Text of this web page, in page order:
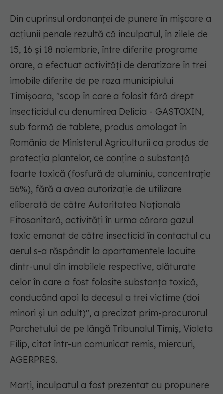
Din cuprinsul ordonanţei de punere în mişcare a
acţiunii penale rezultă că inculpatul, în zilele de
15, 16 şi 18 noiembrie, între diferite programe
orare, a efectuat activităţi de deratizare în trei
imobile diferite de pe raza municipiului
Timişoara, "scop în care a folosit fără drept
insecticidul cu denumirea Delicia - GASTOXIN,
sub formă de tablete, produs omologat în
România de Ministerul Agriculturii ca produs de
protecţia plantelor, ce conţine o substanţă
foarte toxică (fosfură de aluminiu, concentraţie
56%), fără a avea autorizaţie de utilizare
eliberată de către Autoritatea Naţională
Fitosanitară, activităţi în urma cărora gazul
toxic emanat de către insecticid în contactul cu
aerul s-a răspândit la apartamentele locuite
dintr-unul din imobilele respective, alăturate
celor în care a fost folosite substanţa toxică,
conducând apoi la decesul a trei victime (doi
minori şi un adult)", a precizat prim-procurorul
Parchetului de pe lângă Tribunalul Timiş, Violeta
Filip, citat într-un comunicat remis, miercuri,
AGERPRES.
Marţi, inculpatul a fost prezentat cu propunere